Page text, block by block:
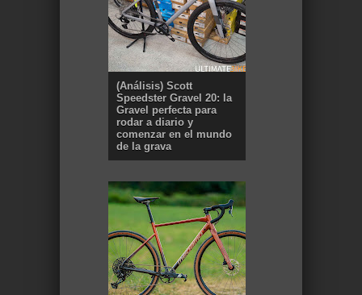
(Análisis) Scott
Speedster Gravel 20: la
Gravel perfecta para
rodar a diario y
comenzar en el mundo
de la grava